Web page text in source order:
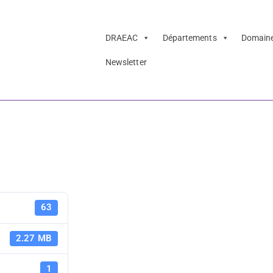
DRAEAC Départements
Newsletter
63
2.27 MB
1